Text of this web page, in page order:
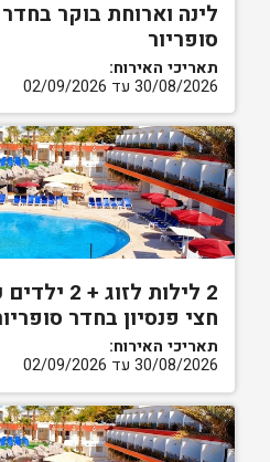
לינה וארוחת בוקר בחדר
סופריור
תאריכי האירוח:
30/08/2026 עד 02/09/2026
2 לילות לזוג +
חצי פנסיון בחדר
תאריכי האירוח:
30/08/2026 עד 02/09/2026